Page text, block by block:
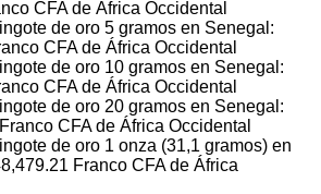
CFA de África Occidental
de oro 5 gramos en Senegal:
CFA de África Occidental
de oro 10 gramos en Senegal:
CFA de África Occidental
de oro 20 gramos en Senegal:
Franco CFA de África Occidental
de oro 1 onza (31,1 gramos) en
Franco CFA de África